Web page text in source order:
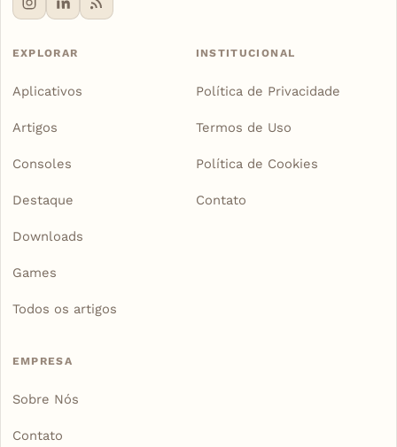
EXPLORAR
Aplicativos
Artigos
Consoles
Destaque
Downloads
Games
Todos os artigos
INSTITUCIONAL
Política de Privacidade
Termos de Uso
Política de Cookies
Contato
EMPRESA
Sobre Nós
Contato